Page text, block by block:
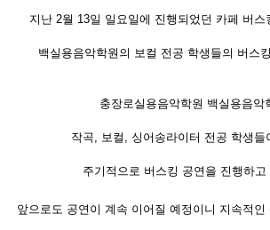
지난 2월 13일 일요일에 진행되었던 카페 버스
백실용음악학원의 보컬 전공 학생들의 버스
충장로실용음악학원 백실용음악
작곡, 보컬, 싱어송라이터 전공 학생들
주기적으로 버스킹 공연을 진행하고
앞으로도 공연이 계속 이어질 예정이니 지속적인